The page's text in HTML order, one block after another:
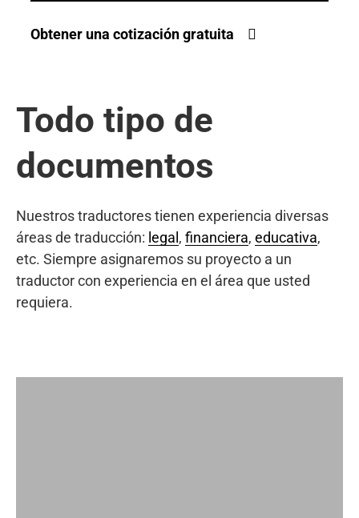
Obtener una cotización gratuita
Todo tipo de
documentos
Nuestros traductores tienen experiencia diversas
áreas de traducción: legal , financiera, educativa,
etc. Siempre asignaremos su proyecto a un
traductor con experiencia en el área que usted
requiera.